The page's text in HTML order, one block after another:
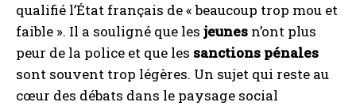
qualifié l’État français de « beaucoup trop mou et
faible ». Il a souligné que les jeunes n’ont plus
peur de la police et que les sanctions pénales
sont souvent trop légères. Un sujet qui reste au
cœur des débats dans le paysage social